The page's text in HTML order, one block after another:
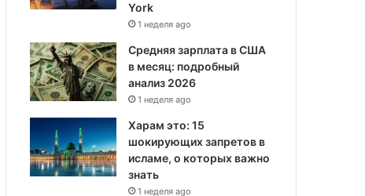
York
1 неделя ago
Средняя зарплата в США
в месяц: подробный
анализ 2026
1 неделя ago
Харам это: 15
шокирующих запретов в
исламе, о которых важно
знать
1 неделя ago